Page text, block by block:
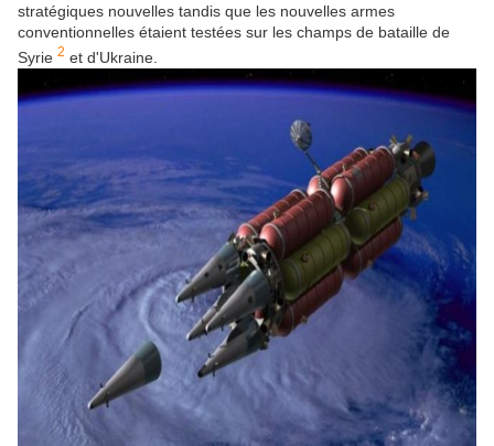
stratégiques nouvelles tandis que les nouvelles armes
conventionnelles étaient testées sur les champs de bataille de
Syrie 2 et d'Ukraine.